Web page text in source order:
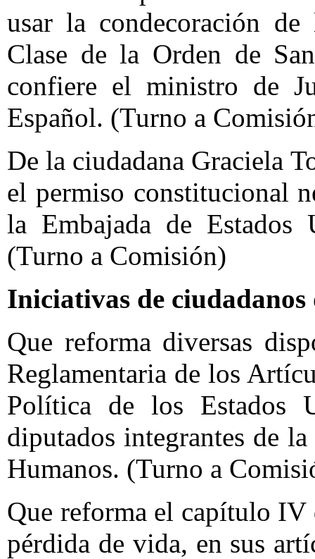
usar la condecoración
Clase de la Orden de
confiere el ministro de
Español. (Turno a
De la ciudadana Graciela
el permiso constitucional
la Embajada de
(Turno a Comisión)
Iniciativas de
Que reforma diversas
Reglamentaria de los
Política de los Estados
diputados integrantes de
Humanos. (Turno a
Que reforma el capítulo IV
pérdida de vida, en sus